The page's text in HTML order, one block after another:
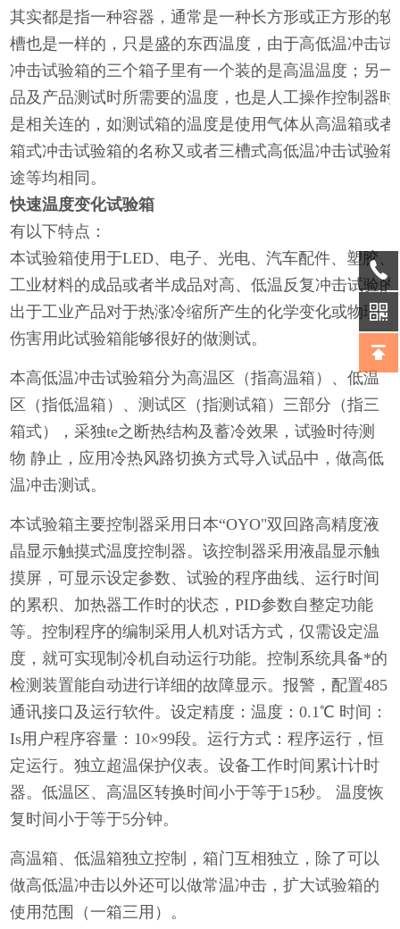
其实都是指一种容器，通常是一种长方形或正方形的
槽也是一样的，只是盛的东西温度，由于高低温冲击
冲击试验箱的三个箱子里有一个装的是高温温度；另
品及产品测试时所需要的温度，也是人工操作控制器
是相关连的，如测试箱的温度是使用气体从高温箱或
箱式冲击试验箱的名称又或者三槽式高低温冲击试验
途等均相同。
快速温度变化试验箱
有以下特点：
本试验箱使用于LED、电子、光电、汽车配件、塑胶
工业材料的成品或者半成品对高、低温反复冲击试验
出于工业产品对于热涨冷缩所产生的化学变化或物理
伤害用此试验箱能够很好的做测试。
本高低温冲击试验箱分为高温区（指高温箱）、低温
区（指低温箱）、测试区（指测试箱）三部分（指三
箱式），采独te之断热结构及蓄冷效果，试验时待测
物 静止，应用冷热风路切换方式导入试品中，做高低
温冲击测试。
本试验箱主要控制器采用日本“OYO"双回路高精度液
晶显示触摸式温度控制器。该控制器采用液晶显示触
摸屏，可显示设定参数、试验的程序曲线、运行时间
的累积、加热器工作时的状态，PID参数自整定功能
等。控制程序的编制采用人机对话方式，仅需设定温
度，就可实现制冷机自动运行功能。控制系统具备*的
检测装置能自动进行详细的故障显示。报警，配置485
通讯接口及运行软件。设定精度：温度：0.1℃ 时间：
Is用户程序容量：10×99段。运行方式：程序运行，恒
定运行。独立超温保护仪表。设备工作时间累计计时
器。低温区、高温区转换时间小于等于15秒。 温度恢
复时间小于等于5分钟。
高温箱、低温箱独立控制，箱门互相独立，除了可以
做高低温冲击以外还可以做常温冲击，扩大试验箱的
使用范围（一箱三用）。